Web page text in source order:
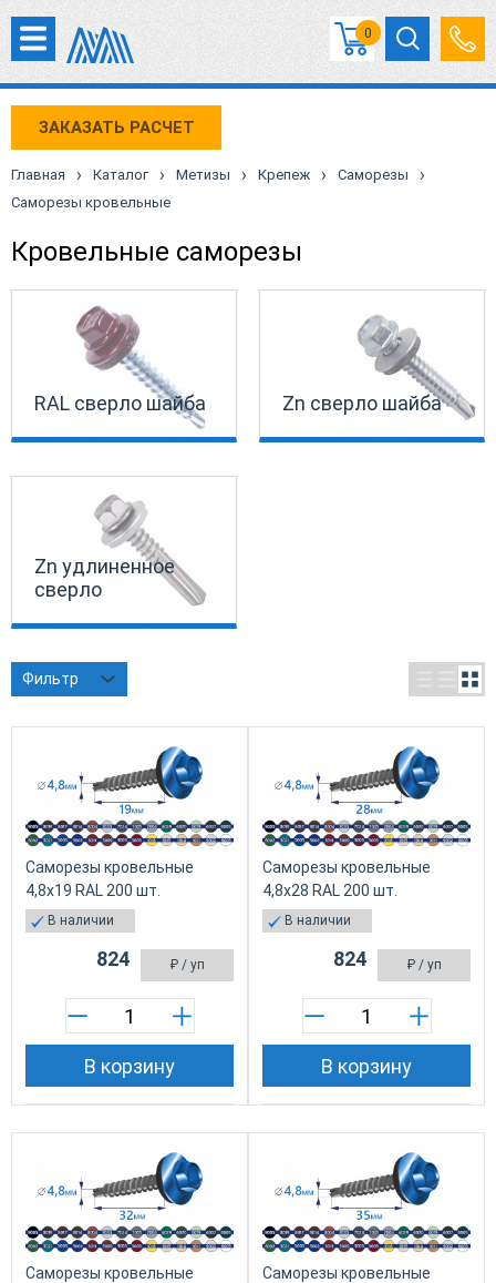
0
ЗАКАЗАТЬ РАСЧЕТ
Главная › Каталог › Метизы › Крепеж › Саморезы ›
Саморезы кровельные
Кровельные саморезы
RAL сверло шайба Zn сверло шайба
Zn удлиненное
сверло
Фильтр
Саморезы кровельные
4,8х19 RAL 200 шт.
В наличии
₽ / уп
824
В корзину
Саморезы кровельные
4,8х28 RAL 200 шт.
В наличии
₽ / уп
824
В корзину
Саморезы кровельные
Саморезы кровельные